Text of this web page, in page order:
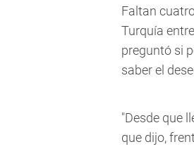
Faltan
Turquía
preguntó si
saber el
"Desde que
que dijo,